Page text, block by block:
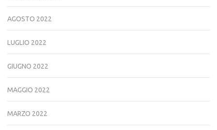
AGOSTO 2022
LUGLIO 2022
GIUGNO 2022
MAGGIO 2022
MARZO 2022